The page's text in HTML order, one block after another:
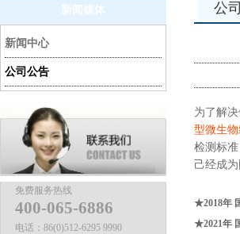
新闻媒体
新闻中心
公司公告
免费服务热线
400-065-6886
电话： 86(0)512-6295 9990
公
为了解
型微生
检测标
己经成
★2018年
★2021年